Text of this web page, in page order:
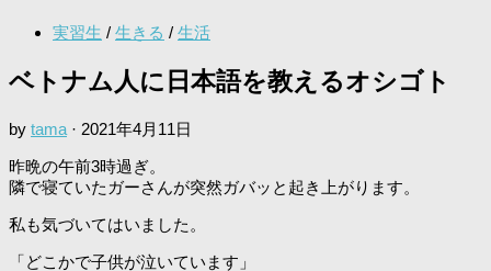
実習生 / 生きる / 生活
ベトナム人に日本語を教えるオシゴト
by tama · 2021年4月11日
昨晩の午前3時過ぎ。
隣で寝ていたガーさんが突然ガバッと起き上がります。
私も気づいてはいました。
「どこかで子供が泣いています」